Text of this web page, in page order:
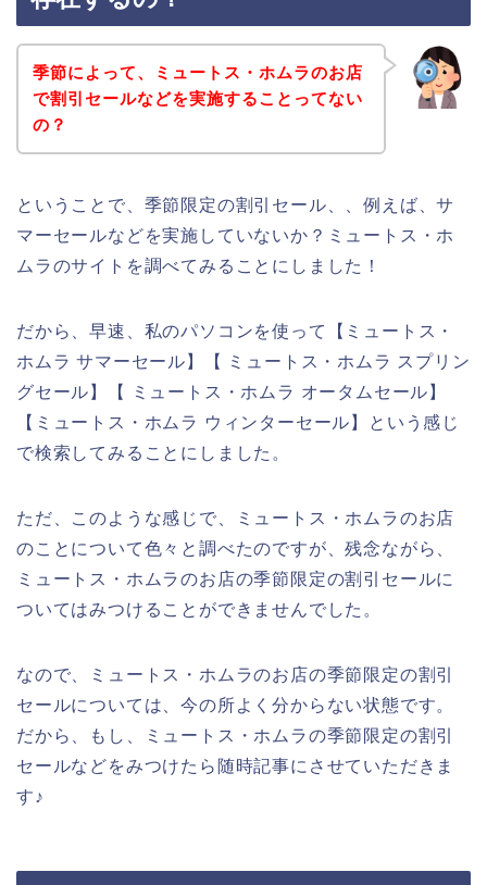
季節によって、ミュートス・ホムラのお店
で割引セールなどを実施することってない
の？
ということで、季節限定の割引セール、、例えば、サ
マーセールなどを実施していないか？ミュートス・ホ
ムラのサイトを調べてみることにしました！
だから、早速、私のパソコンを使って【ミュートス・
ホムラ サマーセール】【 ミュートス・ホムラ スプリン
グセール】【 ミュートス・ホムラ オータムセール】
【ミュートス・ホムラ ウィンターセール】という感じ
で検索してみることにしました。
ただ、このような感じで、ミュートス・ホムラのお店
のことについて色々と調べたのですが、残念ながら、
ミュートス・ホムラのお店の季節限定の割引セールに
ついてはみつけることができませんでした。
なので、ミュートス・ホムラのお店の季節限定の割引
セールについては、今の所よく分からない状態です。
だから、もし、ミュートス・ホムラの季節限定の割引
セールなどをみつけたら随時記事にさせていただきま
す♪